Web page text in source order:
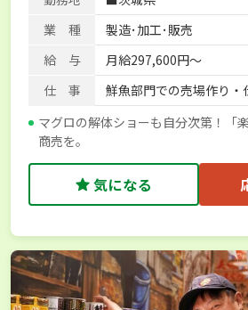
業 種
製造･加工･販売
給 与
月給297,600円～
仕 事
鮮魚部門での売場作り・
マグロの解体ショーも自分次第！「
商売を。
気になる